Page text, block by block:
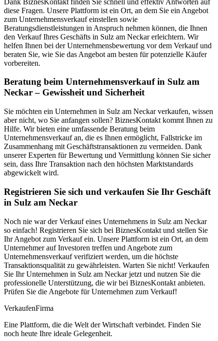
diese Fragen. Unsere Plattform ist ein Ort, an dem Sie ein Angebot
zum Unternehmensverkauf einstellen sowie
Beratungsdienstleistungen in Anspruch nehmen können, die Ihnen
den Verkauf Ihres Geschäfts in Sulz am Neckar erleichtern. Wir
helfen Ihnen bei der Unternehmensbewertung vor dem Verkauf und
beraten Sie, wie Sie das Angebot am besten für potenzielle Käufer
vorbereiten.
Beratung beim Unternehmensverkauf in Sulz am
Neckar – Gewissheit und Sicherheit
Sie möchten ein Unternehmen in Sulz am Neckar verkaufen, wissen
aber nicht, wo Sie anfangen sollen? BiznesKontakt kommt Ihnen zu
Hilfe. Wir bieten eine umfassende Beratung beim
Unternehmensverkauf an, die es Ihnen ermöglicht, Fallstricke im
Zusammenhang mit Geschäftstransaktionen zu vermeiden. Dank
unserer Experten für Bewertung und Vermittlung können Sie sicher
sein, dass Ihre Transaktion nach den höchsten Marktstandards
abgewickelt wird.
Registrieren Sie sich und verkaufen Sie Ihr Geschäft
in Sulz am Neckar
Noch nie war der Verkauf eines Unternehmens in Sulz am Neckar
so einfach! Registrieren Sie sich bei BiznesKontakt und stellen Sie
Ihr Angebot zum Verkauf ein. Unsere Plattform ist ein Ort, an dem
Unternehmer auf Investoren treffen und Angebote zum
Unternehmensverkauf verifiziert werden, um die höchste
Transaktionsqualität zu gewährleisten. Warten Sie nicht! Verkaufen
Sie Ihr Unternehmen in Sulz am Neckar jetzt und nutzen Sie die
professionelle Unterstützung, die wir bei BiznesKontakt anbieten.
Prüfen Sie die Angebote für Unternehmen zum Verkauf!
VerkaufenFirma
Eine Plattform, die die Welt der Wirtschaft verbindet. Finden Sie
noch heute Ihre ideale Gelegenheit.